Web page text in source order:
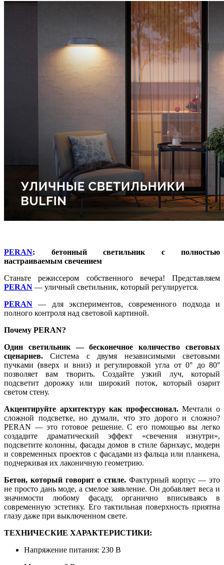
PERAN: бетонный светильник с полностью
настраиваемым свечением
Станьте режиссером собственного вечера!
Представляем
PERAN — уличный светильник, который регулируется.
PERAN — для экспериментов, современного подхода и
полного контроля над световой картиной.
Почему PERAN?
Один светильник — бесконечное количество световых
сценариев. Система с двумя независимыми световыми
пучками (вверх и вниз) и регулировкой угла от 0° до 80°
позволяет вам творить. Создайте узкий луч, который
подсветит дорожку или широкий поток, который озарит
светом стену.
Акцентируйте архитектуру как профессионал.Мечтали о
сложной подсветке, но думали, что это дорого и сложно?
PERAN — это готовое решение. С его помощью вы легко
создадите драматический эффект «свечения изнутри»,
подсветите колонны, фасады домов в стиле барнхаус, модерн
и современных проектов с фасадами из фальца или планкена,
подчеркивая их лаконичную геометрию.
Бетон, который говорит о стиле. Фактурный корпус — это
не просто дань моде, а смелое заявление. Он добавляет веса и
значимости любому фасаду, органично вписываясь в
современную эстетику. Его тактильная поверхность приятна
глазу даже при выключенном свете.
ТЕХНИЧЕСКИЕ ХАРАКТЕРИСТИКИ:
Напряжение питания: 230 В